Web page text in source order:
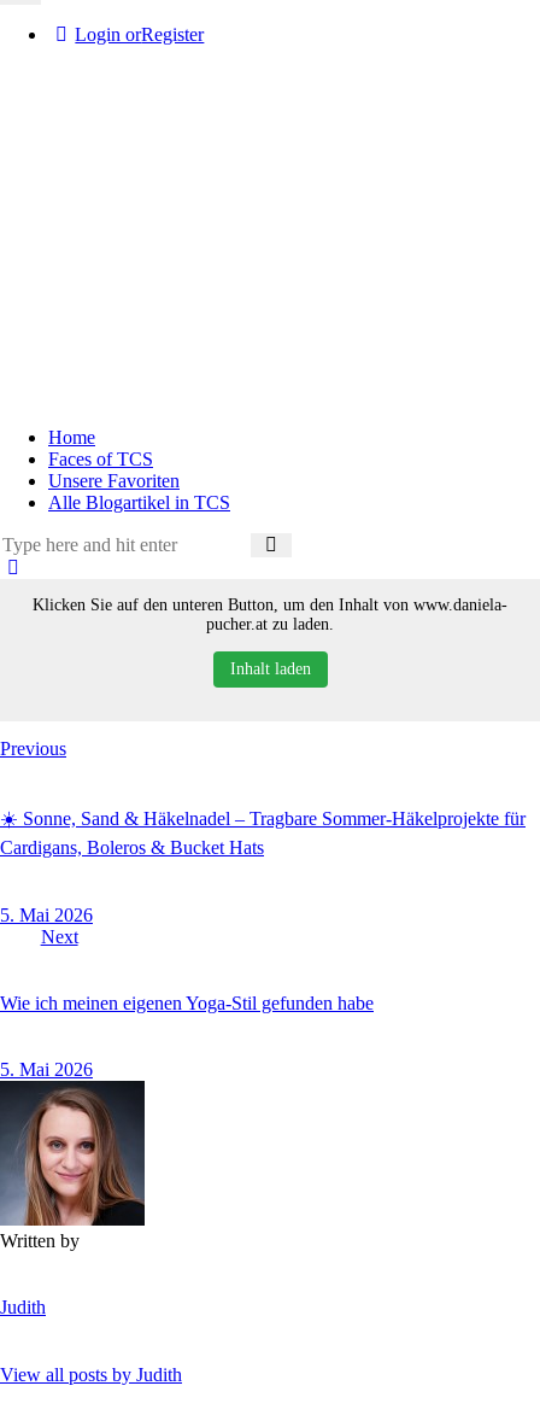
Login orRegister
Home
Faces of TCS
Unsere Favoriten
Alle Blogartikel in TCS
Klicken Sie auf den unteren Button, um den Inhalt von www.daniela-
pucher.at zu laden.
Inhalt laden
Beitragsnavigation
Previous
☀️ Sonne, Sand & Häkelnadel – Tragbare Sommer-Häkelprojekte für
Cardigans, Boleros & Bucket Hats
5. Mai 2026
Next
Wie ich meinen eigenen Yoga-Stil gefunden habe
5. Mai 2026
Written by
Judith
View all posts by Judith